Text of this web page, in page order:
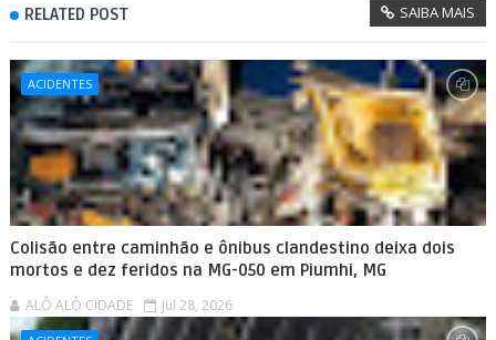
RELATED POST SAIBA MAIS
ACIDENTES
Colisão entre caminhão e ônibus clandestino deixa dois
mortos e dez feridos na MG-050 em Piumhi, MG
ALÔ ALÔ CIDADE Jul 28, 2026